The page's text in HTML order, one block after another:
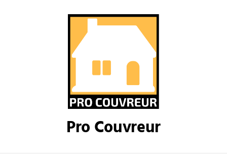
Pro Couvreur